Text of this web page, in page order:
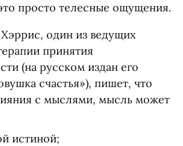
просто телесные ощущения.
один из ведущих
принятия
(на русском издан его
счастья»), пишет, что
с мыслями, мысль может
истиной;